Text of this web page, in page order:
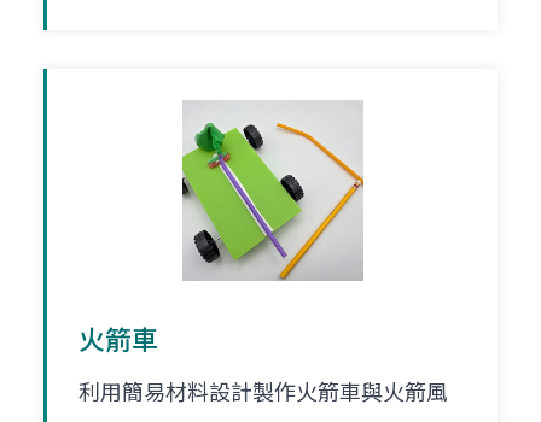
火箭車
利用簡易材料設計製作火箭車與火箭風